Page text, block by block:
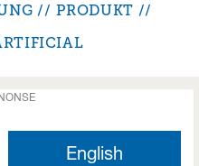
PRODUKT
English